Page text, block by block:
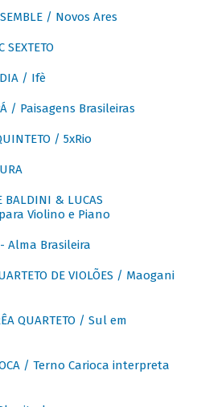
/ Novos Ares
SEXTETO
/ Ifè
/ Paisagens Brasileiras
/ 5xRio
BALDINI & LUCAS
Violino e Piano
- Alma Brasileira
DE VIOLÕES / Maogani
QUARTETO / Sul em
/ Terno Carioca interpreta